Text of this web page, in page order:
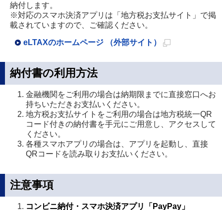
納付します。
※対応のスマホ決済アプリは「地方税お支払サイト」で掲
載されていますので、ご確認ください。
eLTAXのホームページ （外部サイト）
ー
ジ
で
き
納付書の利用方法
金融機関をご利用の場合は納期限までに直接窓口へお
持ちいただきお支払いください。
地方税お支払サイトをご利用の場合は地方税統一QR
コード付きの納付書を手元にご用意し、アクセスして
ください。
各種スマホアプリの場合は、アプリを起動し、直接
QRコードを読み取りお支払いください。
注意事項
コンビニ納付・スマホ決済アプリ「PayPay」